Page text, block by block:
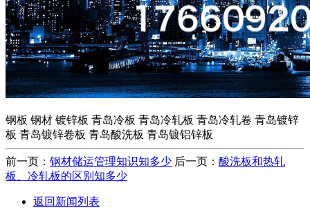
钢板 钢材 镀锌板 青岛冷板 青岛冷轧板 青岛冷轧卷 青岛镀锌
板 青岛镀锌卷板 青岛酸洗板 青岛镀铝锌板
前一页： 钢材储运管理知识知多少 后一页： 酸洗板和热轧
板、冷轧板的区别知多少
返回新闻列表